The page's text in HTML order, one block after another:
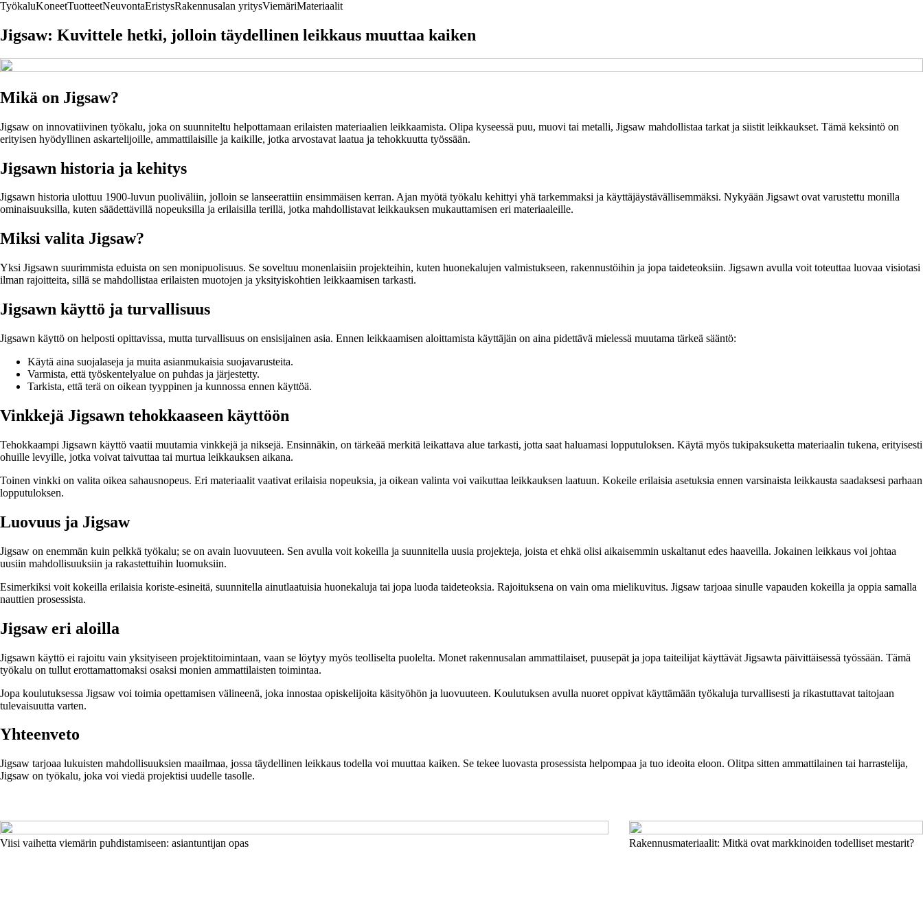
TyökaluKoneetTuotteetNeuvontaEristysRakennusalan yritysViemäriMateriaalit
Jigsaw: Kuvittele hetki, jolloin täydellinen leikkaus muuttaa kaiken
Mikä on Jigsaw?
Jigsaw on innovatiivinen työkalu, joka on suunniteltu helpottamaan erilaisten materiaalien leikkaamista. Olipa kyseessä puu, muovi tai metalli, Jigsaw mahdollistaa tarkat ja siistit leikkaukset. Tämä keksintö on
erityisen hyödyllinen askartelijoille, ammattilaisille ja kaikille, jotka arvostavat laatua ja tehokkuutta työssään.
Jigsawn historia ja kehitys
Jigsawn historia ulottuu 1900-luvun puoliväliin, jolloin se lanseerattiin ensimmäisen kerran. Ajan myötä työkalu kehittyi yhä tarkemmaksi ja käyttäjäystävällisemmäksi. Nykyään Jigsawt ovat varustettu monilla
ominaisuuksilla, kuten säädettävillä nopeuksilla ja erilaisilla terillä, jotka mahdollistavat leikkauksen mukauttamisen eri materiaaleille.
Miksi valita Jigsaw?
Yksi Jigsawn suurimmista eduista on sen monipuolisuus. Se soveltuu monenlaisiin projekteihin, kuten huonekalujen valmistukseen, rakennustöihin ja jopa taideteoksiin. Jigsawn avulla voit toteuttaa luovaa visiotasi
ilman rajoitteita, sillä se mahdollistaa erilaisten muotojen ja yksityiskohtien leikkaamisen tarkasti.
Jigsawn käyttö ja turvallisuus
Jigsawn käyttö on helposti opittavissa, mutta turvallisuus on ensisijainen asia. Ennen leikkaamisen aloittamista käyttäjän on aina pidettävä mielessä muutama tärkeä sääntö:
Käytä aina suojalaseja ja muita asianmukaisia suojavarusteita.
Varmista, että työskentelyalue on puhdas ja järjestetty.
Tarkista, että terä on oikean tyyppinen ja kunnossa ennen käyttöä.
Vinkkejä Jigsawn tehokkaaseen käyttöön
Tehokkaampi Jigsawn käyttö vaatii muutamia vinkkejä ja niksejä. Ensinnäkin, on tärkeää merkitä leikattava alue tarkasti, jotta saat haluamasi lopputuloksen. Käytä myös tukipaksuketta materiaalin tukena, erityisesti
ohuille levyille, jotka voivat taivuttaa tai murtua leikkauksen aikana.
Toinen vinkki on valita oikea sahausnopeus. Eri materiaalit vaativat erilaisia nopeuksia, ja oikean valinta voi vaikuttaa leikkauksen laatuun. Kokeile erilaisia asetuksia ennen varsinaista leikkausta saadaksesi parhaan
lopputuloksen.
Luovuus ja Jigsaw
Jigsaw on enemmän kuin pelkkä työkalu; se on avain luovuuteen. Sen avulla voit kokeilla ja suunnitella uusia projekteja, joista et ehkä olisi aikaisemmin uskaltanut edes haaveilla. Jokainen leikkaus voi johtaa
uusiin mahdollisuuksiin ja rakastettuihin luomuksiin.
Esimerkiksi voit kokeilla erilaisia koriste-esineitä, suunnitella ainutlaatuisia huonekaluja tai jopa luoda taideteoksia. Rajoituksena on vain oma mielikuvitus. Jigsaw tarjoaa sinulle vapauden kokeilla ja oppia samalla
nauttien prosessista.
Jigsaw eri aloilla
Jigsawn käyttö ei rajoitu vain yksityiseen projektitoimintaan, vaan se löytyy myös teolliselta puolelta. Monet rakennusalan ammattilaiset, puusepät ja jopa taiteilijat käyttävät Jigsawta päivittäisessä työssään. Tämä
työkalu on tullut erottamattomaksi osaksi monien ammattilaisten toimintaa.
Jopa koulutuksessa Jigsaw voi toimia opettamisen välineenä, joka innostaa opiskelijoita käsityöhön ja luovuuteen. Koulutuksen avulla nuoret oppivat käyttämään työkaluja turvallisesti ja rikastuttavat taitojaan
tulevaisuutta varten.
Yhteenveto
Jigsaw tarjoaa lukuisten mahdollisuuksien maailmaa, jossa täydellinen leikkaus todella voi muuttaa kaiken. Se tekee luovasta prosessista helpompaa ja tuo ideoita eloon. Olitpa sitten ammattilainen tai harrastelija,
Jigsaw on työkalu, joka voi viedä projektisi uudelle tasolle.
Viisi vaihetta viemärin puhdistamiseen: asiantuntijan opas Rakennusmateriaalit: Mitkä ovat markkinoiden todelliset mestarit?